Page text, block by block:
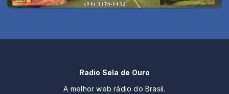
Radio Sela de Ouro
A melhor web rádio do Brasil.